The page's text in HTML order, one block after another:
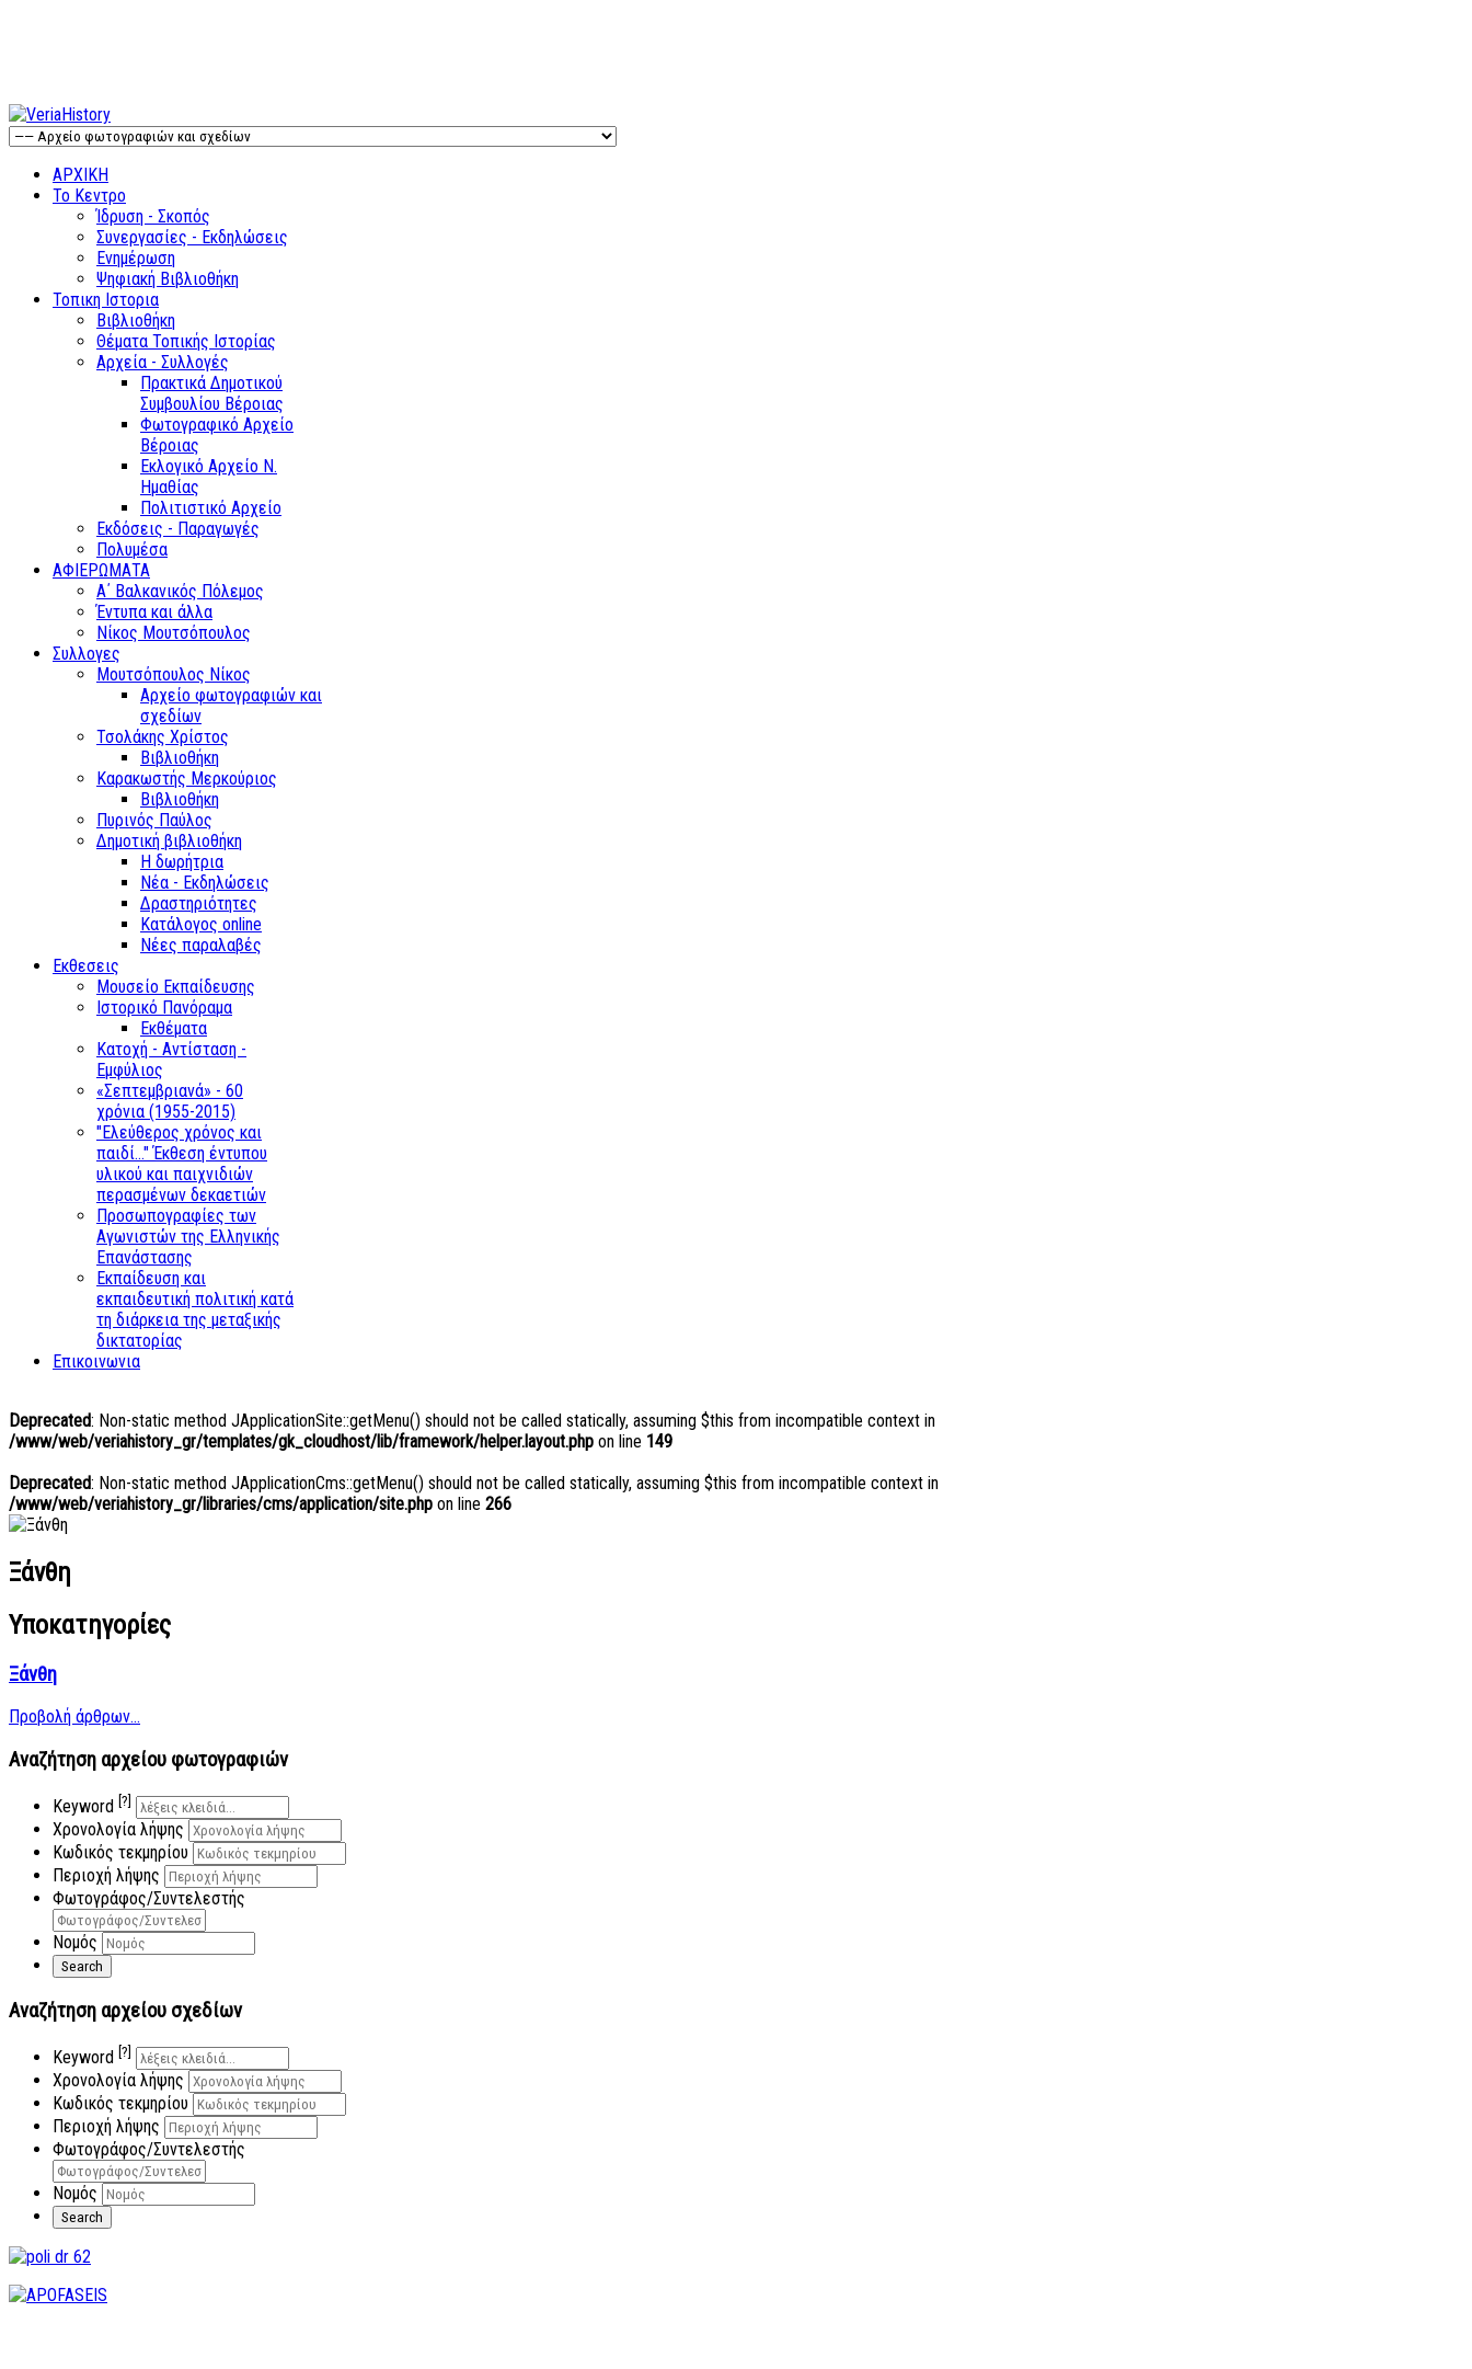
ΑΡΧΙΚΗ
Το Κεντρο
Ίδρυση - Σκοπός
Συνεργασίες - Εκδηλώσεις
Ενημέρωση
Ψηφιακή Βιβλιοθήκη
Τοπικη Ιστορια
Βιβλιοθήκη
Θέματα Τοπικής Ιστορίας
Αρχεία - Συλλογές
Πρακτικά Δημοτικού
Συμβουλίου Βέροιας
Φωτογραφικό Αρχείο
Βέροιας
Εκλογικό Αρχείο Ν.
Ημαθίας
Πολιτιστικό Αρχείο
Εκδόσεις - Παραγωγές
Πολυμέσα
ΑΦΙΕΡΩΜΑΤΑ
Α΄ Βαλκανικός Πόλεμος
Έντυπα και άλλα
Νίκος Μουτσόπουλος
Συλλογες
Μουτσόπουλος Νίκος
Αρχείο φωτογραφιών και
σχεδίων
Τσολάκης Χρίστος
Βιβλιοθήκη
Καρακωστής Μερκούριος
Βιβλιοθήκη
Πυρινός Παύλος
Δημοτική βιβλιοθήκη
Η δωρήτρια
Νέα - Εκδηλώσεις
Δραστηριότητες
Κατάλογος online
Νέες παραλαβές
Εκθεσεις
Μουσείο Εκπαίδευσης
Ιστορικό Πανόραμα
Εκθέματα
Κατοχή - Αντίσταση -
Εμφύλιος
«Σεπτεμβριανά» - 60
χρόνια (1955-2015)
"Ελεύθερος χρόνος και
παιδί..." Έκθεση έντυπου
υλικού και παιχνιδιών
περασμένων δεκαετιών
Προσωπογραφίες των
Αγωνιστών της Ελληνικής
Επανάστασης
Εκπαίδευση και
εκπαιδευτική πολιτική κατά
τη διάρκεια της μεταξικής
δικτατορίας
Επικοινωνια
Deprecated: Non-static method JApplicationSite::getMenu() should not be called statically, assuming $this from incompatible context in
/www/web/veriahistory_gr/templates/gk_cloudhost/lib/framework/helper.layout.php on line 149
Deprecated: Non-static method JApplicationCms::getMenu() should not be called statically, assuming $this from incompatible context in
/www/web/veriahistory_gr/libraries/cms/application/site.php on line 266
Ξάνθη
Υποκατηγορίες
Ξάνθη
Προβολή άρθρων...
Αναζήτηση αρχείου φωτογραφιών
Keyword [?]
Χρονολογία λήψης
Κωδικός τεκμηρίου
Περιοχή λήψης
Φωτογράφος/Συντελεστής
Νομός
Αναζήτηση αρχείου σχεδίων
Keyword [?]
Χρονολογία λήψης
Κωδικός τεκμηρίου
Περιοχή λήψης
Φωτογράφος/Συντελεστής
Νομός